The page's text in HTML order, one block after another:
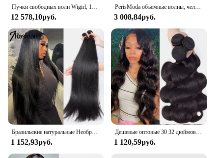
our top-tier products. Пучки свободных волн Wigirl, 100% человеческие волосы, необработанные, 100% наращивание человеческих волос 2, 3, 4, свободные волнистые пучки, двойной уток
12 578,10руб.
PerisModa объемные волны, человеческие волосы, бразильское плетение, натуральный черный, 3-4 пучка, девственные волосы, 30-дюймовые необработанные волосы для наращивания
3 008,84руб.
Бразильские натуральные Необработанные 100% человеческие волосы для наращивания, 30, 40 дюймов, костяные прямые 3, 4 звёздочки, волосы с двойным переплетением оптом, плетеные волосы
1 152,93руб.
Дешевые оптовые 30 32 дюймовые объемные волнистые 3 4 искусственные бразильские волнистые человеческие волосы, искусственные волосы для женщин
1 120,59руб.